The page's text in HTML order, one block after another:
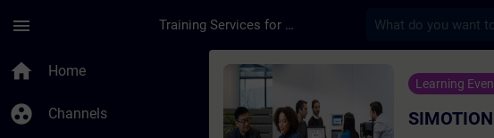
menu Training Services for Digital Industries
home Home
group_work Channels
Course - SIMOTION –
Learning